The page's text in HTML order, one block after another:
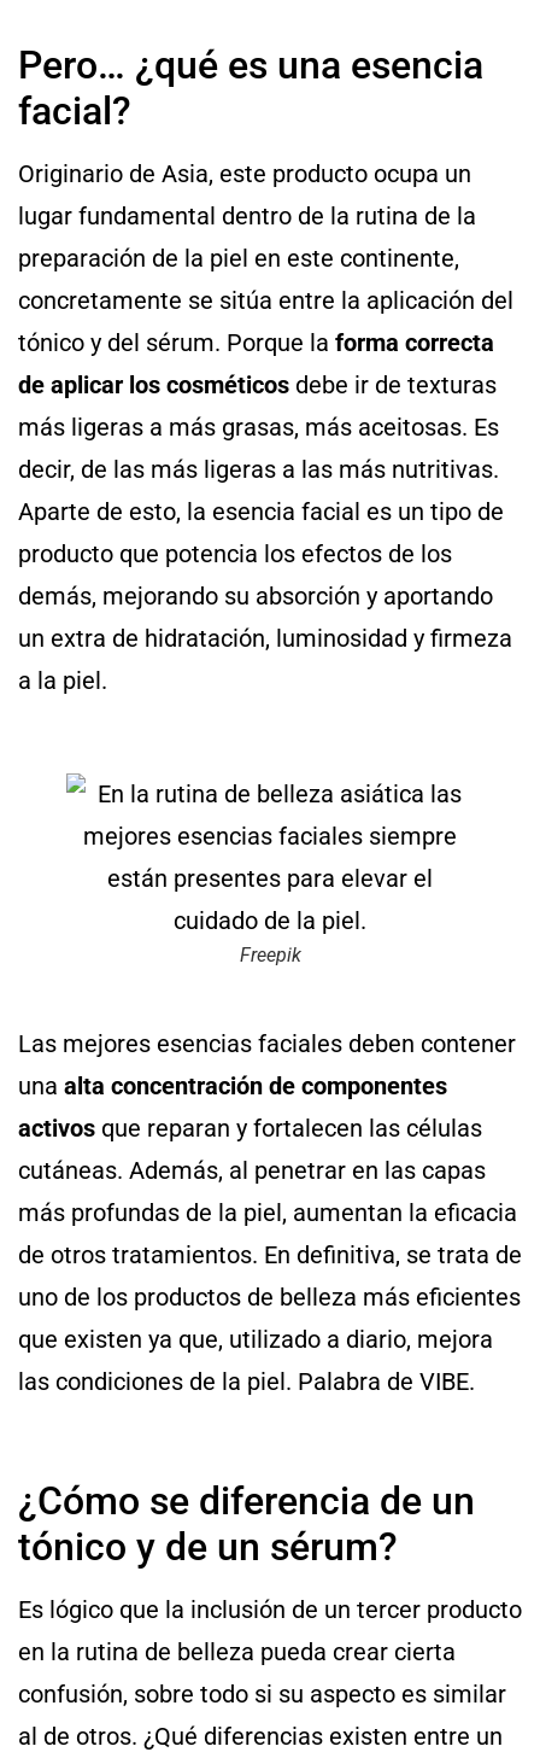
Pero… ¿qué es una esencia
facial?
Originario de Asia, este producto ocupa un
lugar fundamental dentro de la rutina de la
preparación de la piel en este continente,
concretamente se sitúa entre la aplicación del
tónico y del sérum. Porque la forma correcta
de aplicar los cosméticos debe ir de texturas
más ligeras a más grasas, más aceitosas. Es
decir, de las más ligeras a las más nutritivas.
Aparte de esto, la esencia facial es un tipo de
producto que potencia los efectos de los
demás, mejorando su absorción y aportando
un extra de hidratación, luminosidad y firmeza
a la piel.
Freepik
Las mejores esencias faciales deben contener
una alta concentración de componentes
activos que reparan y fortalecen las células
cutáneas. Además, al penetrar en las capas
más profundas de la piel, aumentan la eficacia
de otros tratamientos. En definitiva, se trata de
uno de los productos de belleza más eficientes
que existen ya que, utilizado a diario, mejora
las condiciones de la piel. Palabra de VIBE.
¿Cómo se diferencia de un
tónico y de un sérum?
Es lógico que la inclusión de un tercer producto
en la rutina de belleza pueda crear cierta
confusión, sobre todo si su aspecto es similar
al de otros. ¿Qué diferencias existen entre un